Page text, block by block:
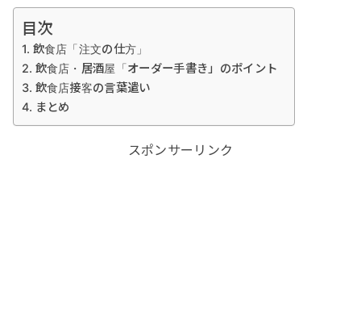
目次
飲食店「注文の仕方」
飲食店・居酒屋「オーダー手書き」のポイント
飲食店接客の言葉遣い
まとめ
スポンサーリンク